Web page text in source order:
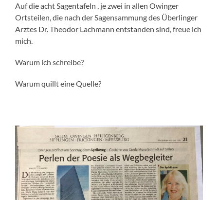
Auf die acht Sagentafeln , je zwei in allen Owinger
Ortsteilen, die nach der Sagensammung des Überlinger
Arztes Dr. Theodor Lachmann entstanden sind, freue ich
mich.
Warum ich schreibe?
Warum quillt eine Quelle?